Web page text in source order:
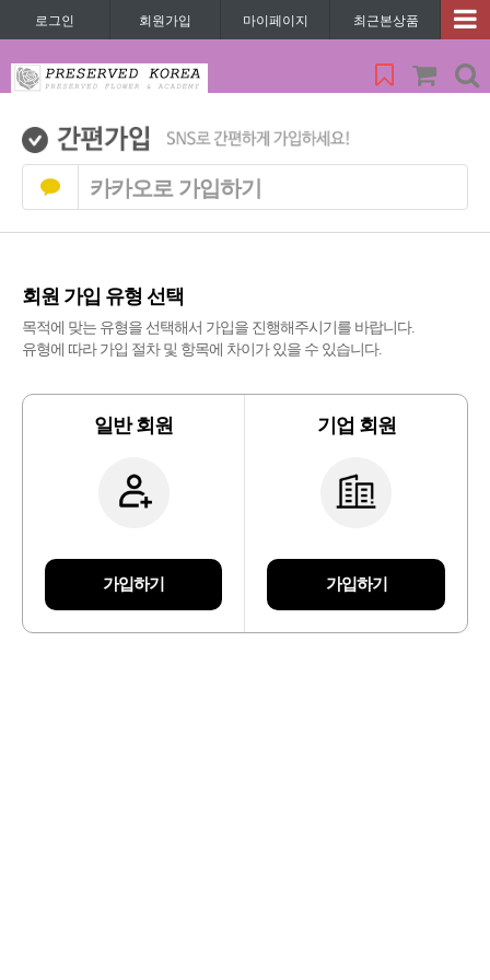
로그인 회원가입 마이페이지 최근본상품
카카오로 가입하기
회원 가입 유형 선택
목적에 맞는 유형을 선택해서 가입을 진행해주시기를 바랍니다.
유형에 따라 가입 절차 및 항목에 차이가 있을 수 있습니다.
일반 회원
가입하기
기업 회원
가입하기